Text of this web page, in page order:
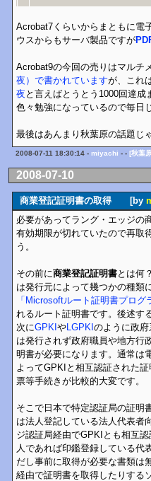
Acrobat7くらいからまともに電
ウスからもサーバ製品ですが
Acrobat9の今回の売りはマルチ
夜）で書かれていますが、これ
夜 と言えばとうとう1000回達
色々勉強になっているので毎日
最後はあんまり秋葉原の話題じ
2008-07-11 18:30:14 - miyachi - - [秋葉
2008-07-10
商業登記証明書の取得 [by
必要があってラング・エッジの
有効期限が切れていたので再取
う。
その前に商業登記証明書とは何
は発行元によって幾つかの種類
「Microsoftルート証明書プログ
れるルート証明書です。後述す
次にGPKI や LGPKI のように政
は発行されず政府職員や地方行
明書が必要になります。通常は
よってGPKIと相互認証された
票等手続きが比較的大変です。
そこで日本で特定認証局の証明
は法人登記している法人代表者
ジ認証局経由でGPKIとも相互
人であれば印鑑登録している代
だし事前に取得が必要な書類は
経由で証明書を取得したりする